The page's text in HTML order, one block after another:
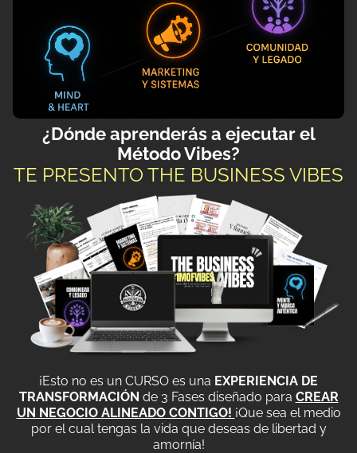
¿Dónde aprenderás a ejecutar el
Método Vibes?
TE PRESENTO THE BUSINESS VIBES
¡Esto no es un CURSO es una EXPERIENCIA DE
TRANSFORMACIÓN de 3 Fases diseñado para CREAR
UN NEGOCIO ALINEADO CONTIGO! ¡Que sea el medio
por el cual tengas la vida que deseas de libertad y
amornía!